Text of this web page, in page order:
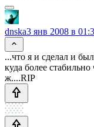
dnska3 янв 2008 в
...что я и сделал и
куда более
ж....RIP